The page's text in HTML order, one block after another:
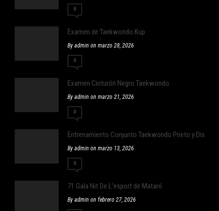
0
Examen de Taekwondo Kup
By admin on marzo 28, 2026
0
Examen Cinturón Negro Taekwondo
By admin on marzo 21, 2026
0
Entrenamiento Conjunto Taekwondo Prieto y Distrito
By admin on marzo 13, 2026
0
71 Gala Nit De L’esport de Mataró
By admin on febrero 27, 2026